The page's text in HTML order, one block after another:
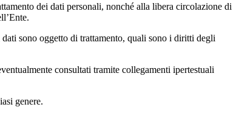
dei dati personali, nonché alla libera circolazione di
sono oggetto di trattamento, quali sono i diritti degli
consultati tramite collegamenti ipertestuali
genere.